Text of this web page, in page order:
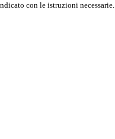
con le istruzioni necessarie.